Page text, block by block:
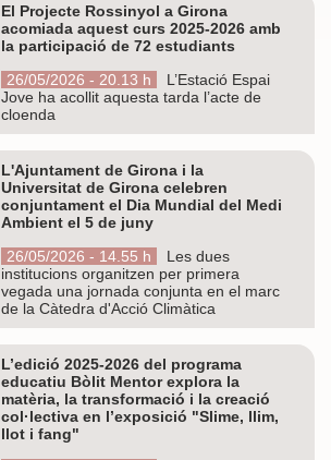
El Projecte Rossinyol a Girona
acomiada aquest curs 2025-2026 amb
la participació de 72 estudiants
26/05/2026 - 20.13 h
L’Estació Espai
Jove ha acollit aquesta tarda l’acte de
cloenda
L'Ajuntament de Girona i la
Universitat de Girona celebren
conjuntament el Dia Mundial del Medi
Ambient el 5 de juny
26/05/2026 - 14.55 h
Les dues
institucions organitzen per primera
vegada una jornada conjunta en el marc
de la Càtedra d'Acció Climàtica
L’edició 2025-2026 del programa
educatiu Bòlit Mentor explora la
matèria, la transformació i la creació
col·lectiva en l’exposició "Slime, llim,
llot i fang"